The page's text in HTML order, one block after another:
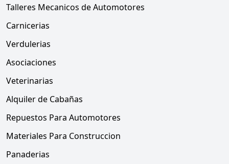
Talleres Mecanicos de Automotores
Carnicerias
Verdulerias
Asociaciones
Veterinarias
Alquiler de Cabañas
Repuestos Para Automotores
Materiales Para Construccion
Panaderias